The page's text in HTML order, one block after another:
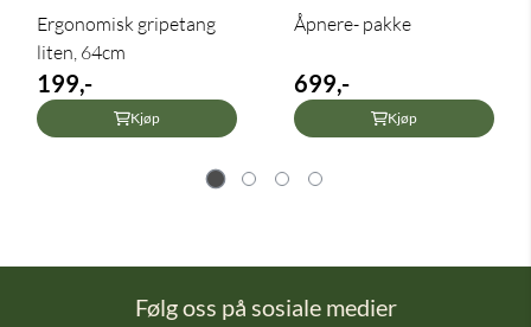
Ergonomisk gripetang
liten, 64cm
199,-
Kjøp
Åpnere- pakke
699,-
Kjøp
Følg oss på sosiale medier